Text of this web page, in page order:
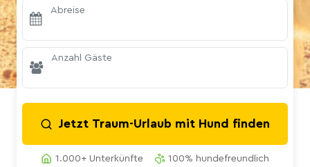
Abreise
Anzahl Gäste
Jetzt Traum-Urlaub mit Hund finden
1.000+ Unterkünfte
100% hundefreundlich